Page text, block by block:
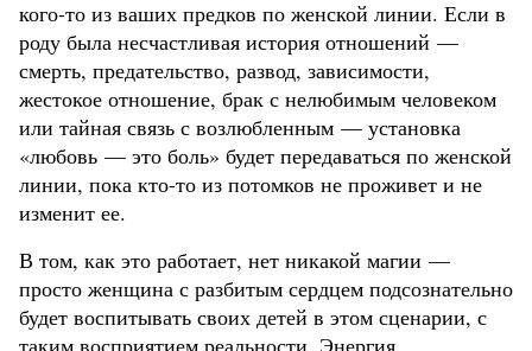
кого-то из ваших предков по женской линии. Если в
роду была несчастливая история отношений —
смерть, предательство, развод, зависимости,
жестокое отношение, брак с нелюбимым человеком
или тайная связь с возлюбленным — установка
«любовь — это боль» будет передаваться по женской
линии, пока кто-то из потомков не проживет и не
изменит ее.
В том, как это работает, нет никакой магии —
просто женщина с разбитым сердцем подсознательно
будет воспитывать своих детей в этом сценарии, с
таким восприятием реальности. Энергия